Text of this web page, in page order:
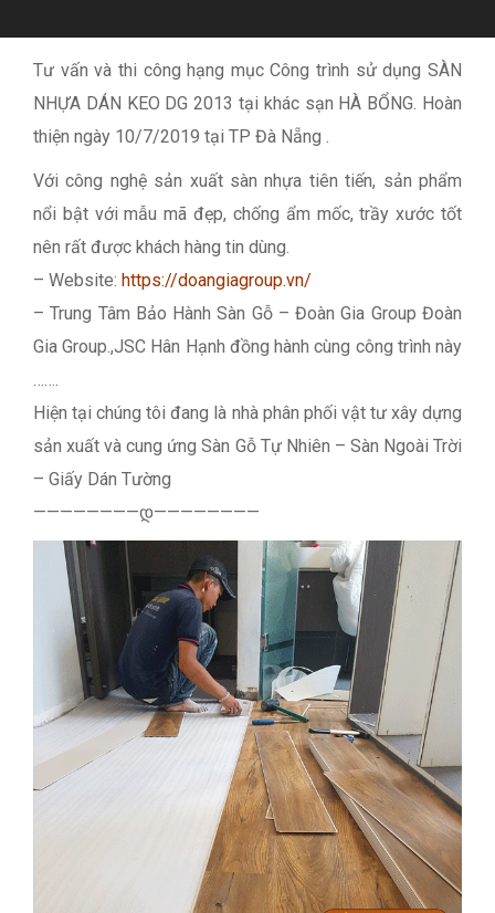
Tư vấn và thi công hạng mục Công trình sử dụng SÀN
NHỰA DÁN KEO DG 2013 tại khác sạn HÀ BỔNG. Hoàn
thiện ngày 10/7/2019 tại TP Đà Nẵng .
Với công nghệ sản xuất sàn nhựa tiên tiến, sản phẩm
nổi bật với mẫu mã đẹp, chống ẩm mốc, trầy xước tốt
nên rất được khách hàng tin dùng.
– Website: https://doangiagroup.vn/
– Trung Tâm Bảo Hành Sàn Gỗ – Đoàn Gia Group Đoàn
Gia Group.,JSC Hân Hạnh đồng hành cùng công trình này
…….
Hiện tại chúng tôi đang là nhà phân phối vật tư xây dựng
sản xuất và cung ứng Sàn Gỗ Tự Nhiên – Sàn Ngoài Trời
– Giấy Dán Tường
————————დ————————